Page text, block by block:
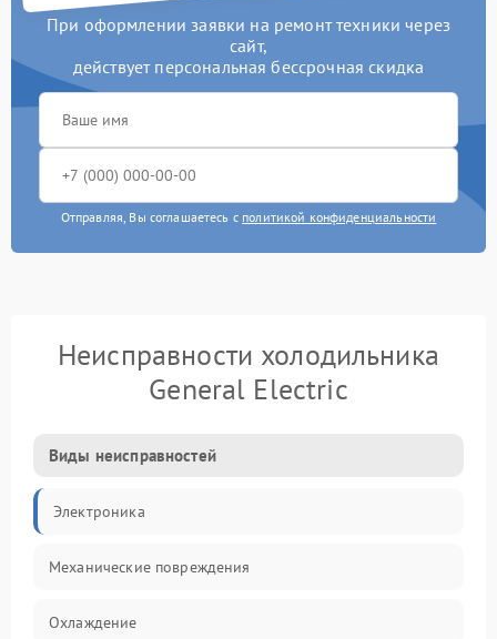
При оформлении заявки на ремонт техники через
сайт,
действует персональная бессрочная скидка
Отправляя, Вы соглашаетесь с политикой конфиденциальности
Неисправности холодильника
General Electric
Виды неисправностей
Электроника
Механические повреждения
Охлаждение